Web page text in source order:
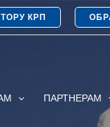
КРП
ПАРТНЕРАМ